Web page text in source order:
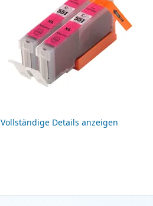
Vollständige Details anzeigen